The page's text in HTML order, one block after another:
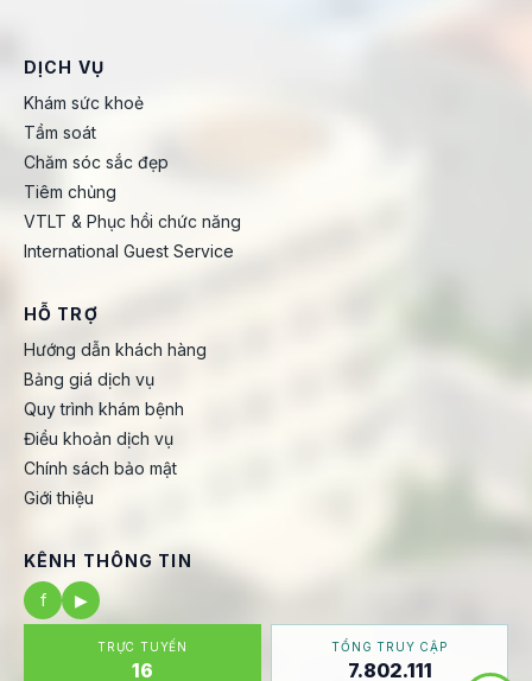
DỊCH VỤ
Khám sức khoẻ
Tầm soát
Chăm sóc sắc đẹp
Tiêm chủng
VTLT & Phục hồi chức năng
International Guest Service
HỖ TRỢ
Hướng dẫn khách hàng
Bảng giá dịch vụ
Quy trình khám bệnh
Điều khoản dịch vụ
Chính sách bảo mật
Giới thiệu
KÊNH THÔNG TIN
f
▶
TRỰC TUYẾN
16
TỔNG TRUY CẬP
7.802.111